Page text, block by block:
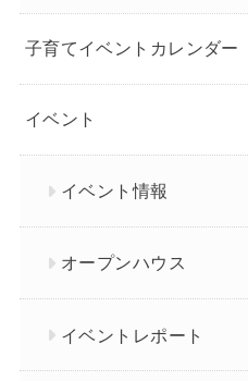
子育てイベントカレンダー
イベント
イベント情報
オープンハウス
イベントレポート